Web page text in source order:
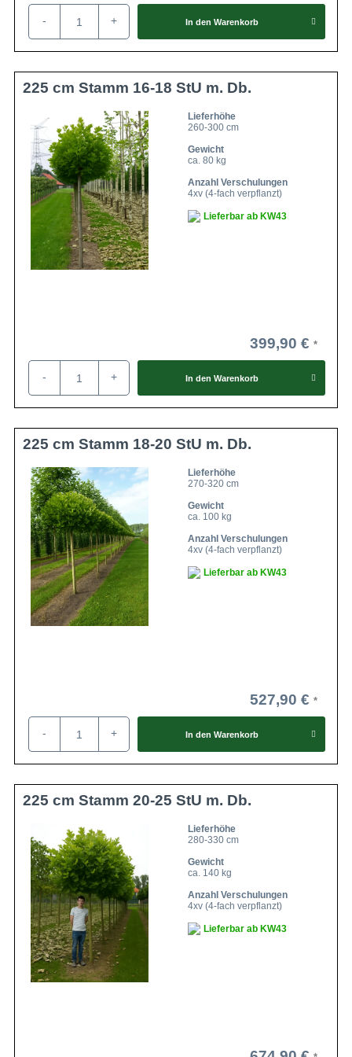
- + In den Warenkorb
225 cm Stamm 16-18 StU m. Db.
Lieferhöhe
260-300 cm
Gewicht
ca. 80 kg
Anzahl Verschulungen
4xv (4-fach verpflanzt)
Lieferbar ab KW43
399,90 €
- + In den Warenkorb
225 cm Stamm 18-20 StU m. Db.
Lieferhöhe
270-320 cm
Gewicht
ca. 100 kg
Anzahl Verschulungen
4xv (4-fach verpflanzt)
Lieferbar ab KW43
527,90 €
- + In den Warenkorb
225 cm Stamm 20-25 StU m. Db.
Lieferhöhe
280-330 cm
Gewicht
ca. 140 kg
Anzahl Verschulungen
4xv (4-fach verpflanzt)
Lieferbar ab KW43